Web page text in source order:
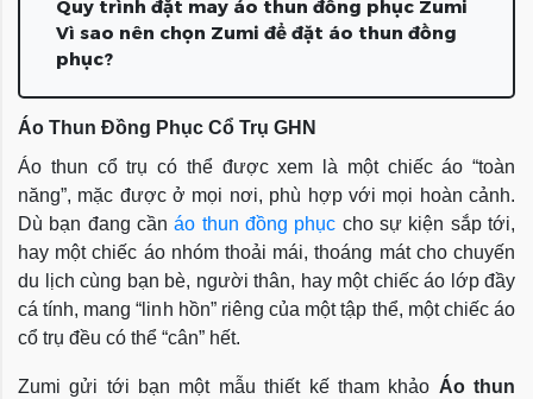
Quy trình đặt may áo thun đồng phục Zumi
Vì sao nên chọn Zumi để đặt áo thun đồng
phục?
Áo Thun Đồng Phục Cổ Trụ GHN
Áo thun cổ trụ có thể được xem là một chiếc áo “toàn
năng”, mặc được ở mọi nơi, phù hợp với mọi hoàn cảnh.
Dù bạn đang cầnáo thun đồng phục cho sự kiện sắp tới,
hay một chiếc áo nhóm thoải mái, thoáng mát cho chuyến
du lịch cùng bạn bè, người thân, hay một chiếc áo lớp đầy
cá tính, mang “linh hồn” riêng của một tập thể, một chiếc áo
cổ trụ đều có thể “cân” hết.
Zumi gửi tới bạn một mẫu thiết kế tham khảo Áo thun